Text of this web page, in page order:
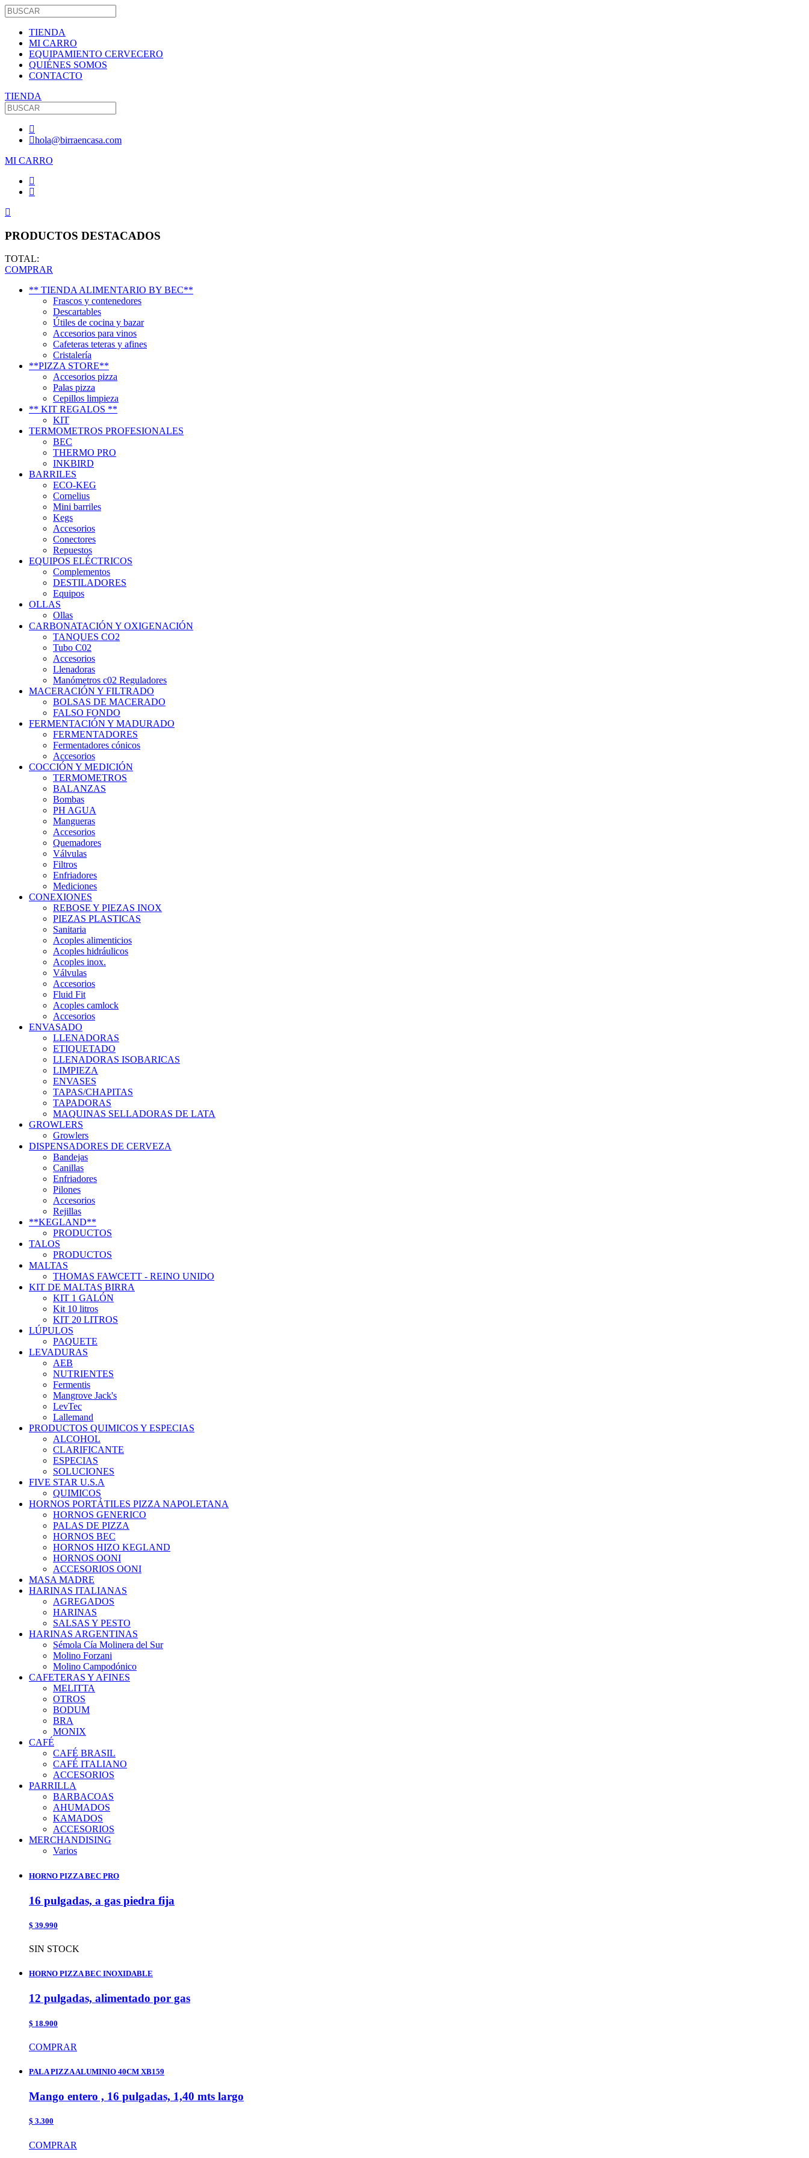
TIENDA
MI CARRO
EQUIPAMIENTO CERVECERO
QUIÉNES SOMOS
CONTACTO
TIENDA
hola@birraencasa.com
MI CARRO
PRODUCTOS DESTACADOS
TOTAL:
COMPRAR
** TIENDA ALIMENTARIO BY BEC**
Frascos y contenedores
Descartables
Útiles de cocina y bazar
Accesorios para vinos
Cafeteras teteras y afines
Cristalería
**PIZZA STORE**
Accesorios pizza
Palas pizza
Cepillos limpieza
** KIT REGALOS **
KIT
TERMOMETROS PROFESIONALES
BEC
THERMO PRO
INKBIRD
BARRILES
ECO-KEG
Cornelius
Mini barriles
Kegs
Accesorios
Conectores
Repuestos
EQUIPOS ELÉCTRICOS
Complementos
DESTILADORES
Equipos
OLLAS
Ollas
CARBONATACIÓN Y OXIGENACIÓN
TANQUES CO2
Tubo C02
Accesorios
Llenadoras
Manómetros c02 Reguladores
MACERACIÓN Y FILTRADO
BOLSAS DE MACERADO
FALSO FONDO
FERMENTACIÓN Y MADURADO
FERMENTADORES
Fermentadores cónicos
Accesorios
COCCIÓN Y MEDICIÓN
TERMOMETROS
BALANZAS
Bombas
PH AGUA
Mangueras
Accesorios
Quemadores
Válvulas
Filtros
Enfriadores
Mediciones
CONEXIONES
REBOSE Y PIEZAS INOX
PIEZAS PLASTICAS
Sanitaria
Acoples alimenticios
Acoples hidráulicos
Acoples inox.
Válvulas
Accesorios
Fluid Fit
Acoples camlock
Accesorios
ENVASADO
LLENADORAS
ETIQUETADO
LLENADORAS ISOBARICAS
LIMPIEZA
ENVASES
TAPAS/CHAPITAS
TAPADORAS
MAQUINAS SELLADORAS DE LATA
GROWLERS
Growlers
DISPENSADORES DE CERVEZA
Bandejas
Canillas
Enfriadores
Pilones
Accesorios
Rejillas
**KEGLAND**
PRODUCTOS
TALOS
PRODUCTOS
MALTAS
THOMAS FAWCETT - REINO UNIDO
KIT DE MALTAS BIRRA
KIT 1 GALÓN
Kit 10 litros
KIT 20 LITROS
LÚPULOS
PAQUETE
LEVADURAS
AEB
NUTRIENTES
Fermentis
Mangrove Jack's
LevTec
Lallemand
PRODUCTOS QUIMICOS Y ESPECIAS
ALCOHOL
CLARIFICANTE
ESPECIAS
SOLUCIONES
FIVE STAR U.S.A
QUIMICOS
HORNOS PORTÁTILES PIZZA NAPOLETANA
HORNOS GENERICO
PALAS DE PIZZA
HORNOS BEC
HORNOS HIZO KEGLAND
HORNOS OONI
ACCESORIOS OONI
MASA MADRE
HARINAS ITALIANAS
AGREGADOS
HARINAS
SALSAS Y PESTO
HARINAS ARGENTINAS
Sémola Cía Molinera del Sur
Molino Forzani
Molino Campodónico
CAFETERAS Y AFINES
MELITTA
OTROS
BODUM
BRA
MONIX
CAFÉ
CAFÉ BRASIL
CAFÉ ITALIANO
ACCESORIOS
PARRILLA
BARBACOAS
AHUMADOS
KAMADOS
ACCESORIOS
MERCHANDISING
Varios
HORNO PIZZA BEC PRO
16 pulgadas, a gas piedra fija
$ 39.990
SIN STOCK
HORNO PIZZA BEC INOXIDABLE
12 pulgadas, alimentado por gas
$ 18.900
COMPRAR
PALA PIZZA ALUMINIO 40CM XB159
Mango entero , 16 pulgadas, 1,40 mts largo
$ 3.300
COMPRAR